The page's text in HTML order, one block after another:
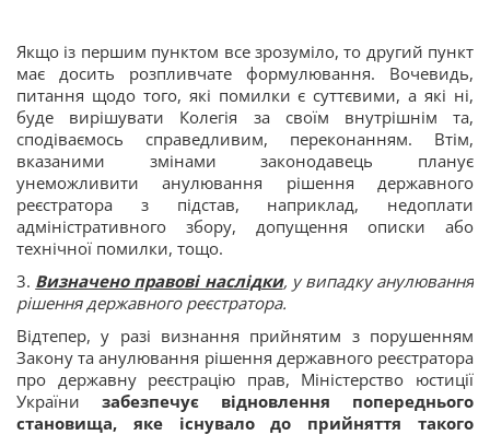
Якщо із першим пунктом все зрозуміло, то другий пункт
має досить розпливчате формулювання. Вочевидь,
питання щодо того, які помилки є суттєвими, а які ні,
буде вирішувати Колегія за своїм внутрішнім та,
сподіваємось справедливим, переконанням. Втім,
вказаними змінами законодавець планує
унеможливити анулювання рішення державного
реєстратора з підстав, наприклад, недоплати
адміністративного збору, допущення описки або
технічної помилки, тощо.
3. Визначено правові наслідки, у випадку анулювання
рішення державного реєстратора.
Відтепер, у разі визнання прийнятим з порушенням
Закону та анулювання рішення державного реєстратора
про державну реєстрацію прав, Міністерство юстиції
України забезпечує відновлення попереднього
становища, яке існувало до прийняття такого